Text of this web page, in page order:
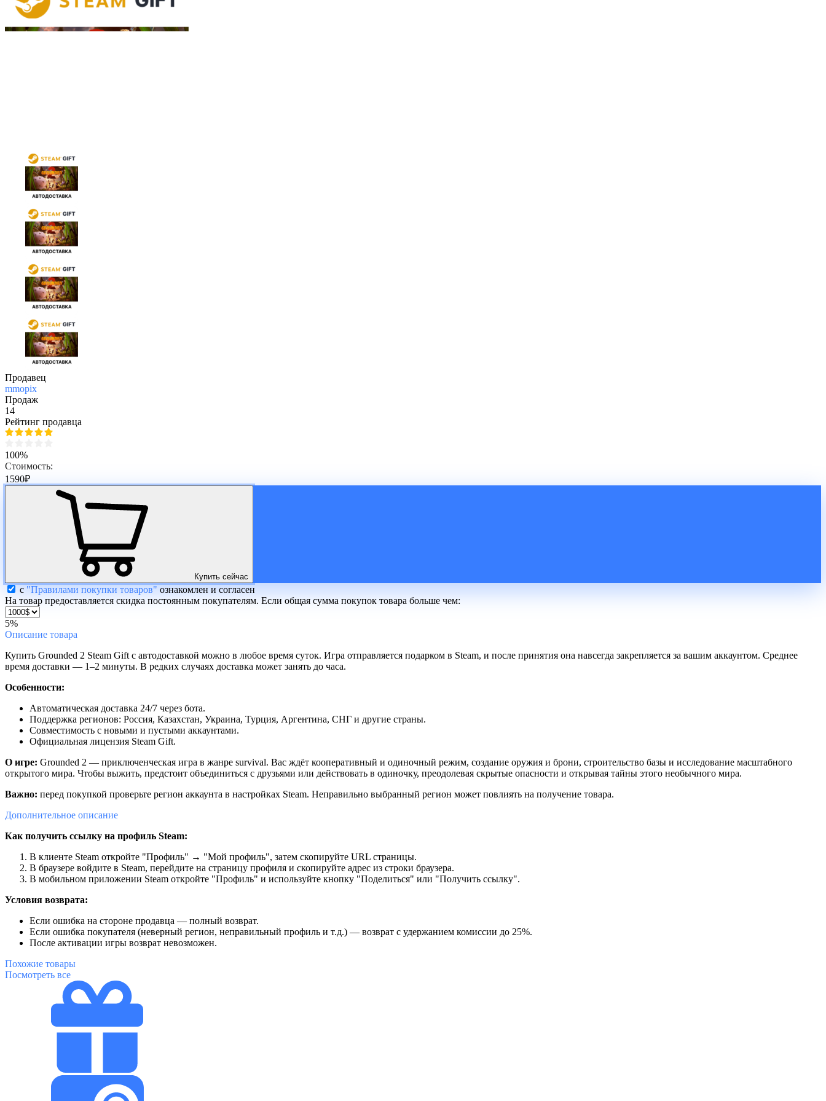
Продавец
mmopix
Продаж
14
Рейтинг продавца
100%
Стоимость:
1590₽
Купить сейчас
с "Правилами покупки товаров" ознакомлен и согласен
На товар предоставляется скидка постоянным покупателям. Если общая сумма покупок товара больше чем:
5%
Описание товара
Купить Grounded 2 Steam Gift с автодоставкой можно в любое время суток. Игра отправляется подарком в Steam, и после принятия она навсегда закрепляется за вашим аккаунтом. Среднее
время доставки — 1–2 минуты. В редких случаях доставка может занять до часа.
Особенности:
Автоматическая доставка 24/7 через бота.
Поддержка регионов: Россия, Казахстан, Украина, Турция, Аргентина, СНГ и другие страны.
Совместимость с новыми и пустыми аккаунтами.
Официальная лицензия Steam Gift.
О игре: Grounded 2 — приключенческая игра в жанре survival. Вас ждёт кооперативный и одиночный режим, создание оружия и брони, строительство базы и исследование масштабного
открытого мира. Чтобы выжить, предстоит объединиться с друзьями или действовать в одиночку, преодолевая скрытые опасности и открывая тайны этого необычного мира.
Важно: перед покупкой проверьте регион аккаунта в настройках Steam. Неправильно выбранный регион может повлиять на получение товара.
Дополнительное описание
Как получить ссылку на профиль Steam:
В клиенте Steam откройте "Профиль" → "Мой профиль", затем скопируйте URL страницы.
В браузере войдите в Steam, перейдите на страницу профиля и скопируйте адрес из строки браузера.
В мобильном приложении Steam откройте "Профиль" и используйте кнопку "Поделиться" или "Получить ссылку".
Условия возврата:
Если ошибка на стороне продавца — полный возврат.
Если ошибка покупателя (неверный регион, неправильный профиль и т.д.) — возврат с удержанием комиссии до 25%.
После активации игры возврат невозможен.
Похожие товары
Посмотреть все